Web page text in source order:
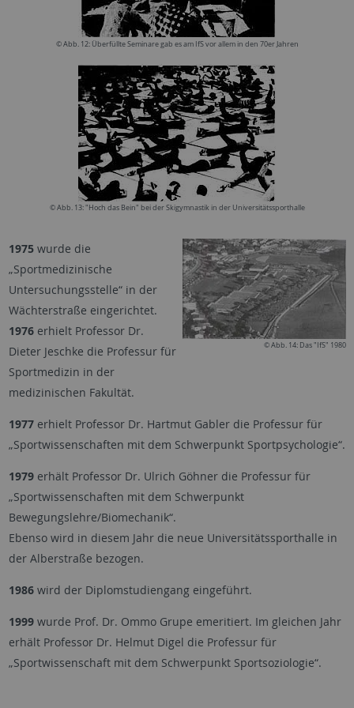
© Abb. 12: Überfüllte Seminare gab es am IfS vor allem in den 70er Jahren
© Abb. 13: "Hoch das Bein" bei der Skigymnastik in der Universitätssporthalle
© Abb. 14: Das "IfS" 1980
1975wurde die
„Sportmedizinische
Untersuchungsstelle“ in der
Wächterstraße eingerichtet.
1976erhielt Professor Dr.
Dieter Jeschke die Professur für
Sportmedizin in der
medizinischen Fakultät.
1977erhielt Professor Dr. Hartmut Gabler die Professur für
„Sportwissenschaften mit dem Schwerpunkt Sportpsychologie“.
1979 erhält Professor Dr. Ulrich Göhner die Professur für
„Sportwissenschaften mit dem Schwerpunkt
Bewegungslehre/Biomechanik“.
Ebenso wird in diesem Jahr die neue Universitätssporthalle in
der Alberstraße bezogen.
1986wird der Diplomstudiengang eingeführt.
1999wurde Prof. Dr. Ommo Grupe emeritiert. Im gleichen Jahr
erhält Professor Dr. Helmut Digel die Professur für
„Sportwissenschaft mit dem Schwerpunkt Sportsoziologie“.